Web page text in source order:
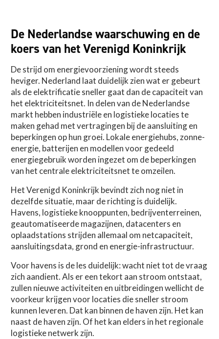
De Nederlandse waarschuwing en de
koers van het Verenigd Koninkrijk
De strijd om energievoorziening wordt steeds
heviger. Nederland laat duidelijk zien wat er gebeurt
als de elektrificatie sneller gaat dan de capaciteit van
het elektriciteitsnet. In delen van de Nederlandse
markt hebben industriële en logistieke locaties te
maken gehad met vertragingen bij de aansluiting en
beperkingen op hun groei. Lokale energiehubs, zonne-
energie, batterijen en modellen voor gedeeld
energiegebruik worden ingezet om de beperkingen
van het centrale elektriciteitsnet te omzeilen.
Het Verenigd Koninkrijk bevindt zich nog niet in
dezelfde situatie, maar de richting is duidelijk.
Havens, logistieke knooppunten, bedrijventerreinen,
geautomatiseerde magazijnen, datacenters en
oplaadstations strijden allemaal om netcapaciteit,
aansluitingsdata, grond en energie-infrastructuur.
Voor havens is de les duidelijk: wacht niet tot de vraag
zich aandient. Als er een tekort aan stroom ontstaat,
zullen nieuwe activiteiten en uitbreidingen wellicht de
voorkeur krijgen voor locaties die sneller stroom
kunnen leveren. Dat kan binnen de haven zijn. Het kan
naast de haven zijn. Of het kan elders in het regionale
logistieke netwerk zijn.